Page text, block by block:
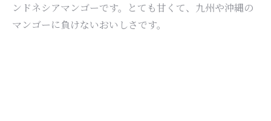
ンドネシアマンゴーです。とても甘くて、九州や沖縄の
マンゴーに負けないおいしさです。